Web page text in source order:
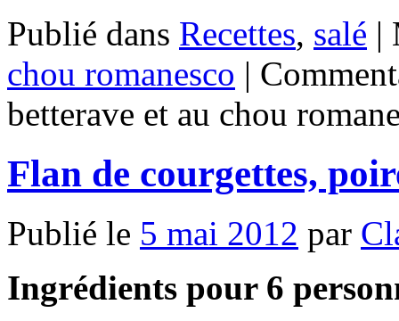
Publié dans Recettes, salé |
chou romanesco |
betterave et au chou
Flan de courgettes,
Publié le 5 mai 2012 par
Ingrédients pour 6